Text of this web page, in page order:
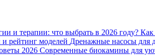
и терапии: что выбрать в 2026 году? Как
рейтинг моделей Дренажные насосы для
2026 Современные биокамины для